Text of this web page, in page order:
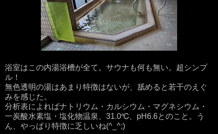
浴室はこの内湯浴槽が全て。サウナも何も無い。超シンプ
ル！
無色透明の湯はあまり特徴はないが、舐めると若干のえぐ
みを感じた。
分析表によればナトリウム・カルシウム・マグネシウム・
一炭酸水素塩・塩化物温泉、31.0℃、pH6.6とのこと。う
ん、やっぱり特徴に乏しいね(^_^;)